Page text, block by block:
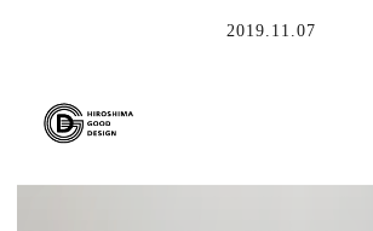
2019.11.07